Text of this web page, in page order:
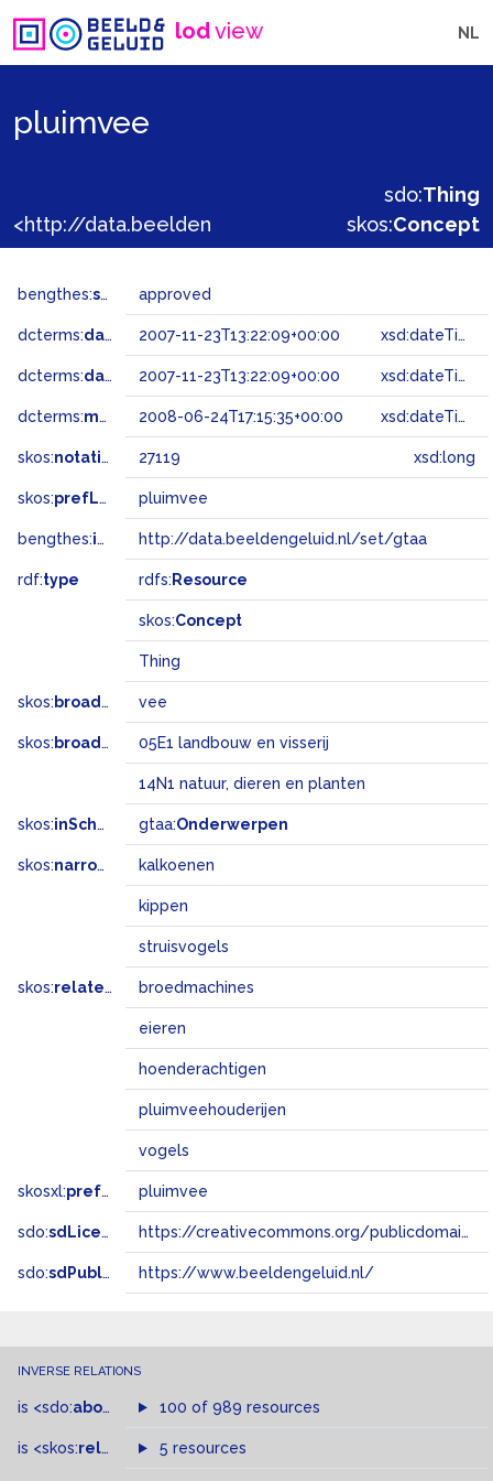
lodview NL
pluimvee
sdo:Thing
skos:Concept
bengthes:status approved
dcterms:dateAccepted 2007-11-23T13:22:09+00:00 xsd:dateTime
dcterms:dateSubmitted 2007-11-23T13:22:09+00:00 xsd:dateTime
dcterms:modified 2008-06-24T17:15:35+00:00 xsd:dateTime
skos:notation 27119 xsd:long
skos:prefLabel pluimvee
bengthes:inSet http://data.beeldengeluid.nl/set/gtaa
rdf:type rdfs: Resource
skos:Concept
Thing
skos: broader vee
skos: broadMatch 05E1 landbouw en visserij
14N1 natuur, dieren en planten
skos:inScheme gtaa:Onderwerpen
skos:narrower kalkoenen
kippen
struisvogels
skos:related broedmachines
eieren
hoenderachtigen
pluimveehouderijen
vogels
skosxl:prefLabel pluimvee
sdo:sdLicense https://creativecommons.org/publicdomain/zero/1.0/
sdo:sdPublisher https://www.beeldengeluid.nl/
INVERSE RELATIONS
is <sdo:about of 100 of 989 resources
is <skos:related > of
5 resources